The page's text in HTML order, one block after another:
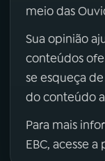
meio das
Sua opinião
conteúdos
se esqueça
do conteúdo
Para mais
EBC, acesse